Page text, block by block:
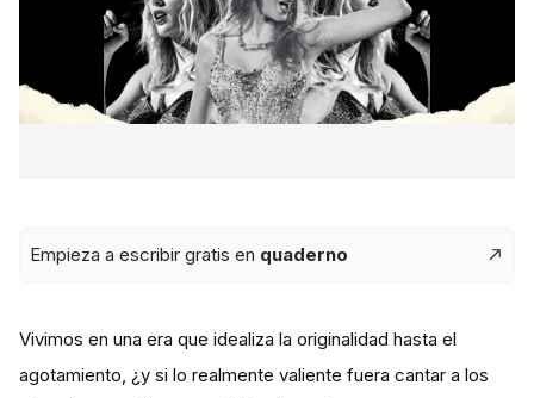
Empieza a escribir gratis en quaderno
Vivimos en una era que idealiza la originalidad hasta el
agotamiento, ¿y si lo realmente valiente fuera cantar a los